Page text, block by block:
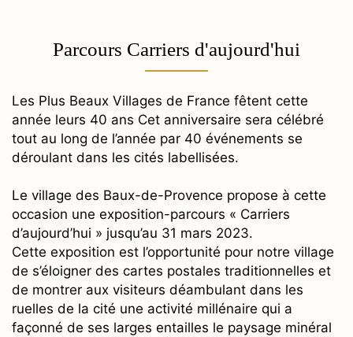
Parcours Carriers d'aujourd'hui
Les Plus Beaux Villages de France fêtent cette
année leurs 40 ans Cet anniversaire sera célébré
tout au long de l’année par 40 événements se
déroulant dans les cités labellisées.
Le village des Baux-de-Provence propose à cette
occasion une exposition-parcours « Carriers
d’aujourd’hui » jusqu’au 31 mars 2023.
Cette exposition est l’opportunité pour notre village
de s’éloigner des cartes postales traditionnelles et
de montrer aux visiteurs déambulant dans les
ruelles de la cité une activité millénaire qui a
façonné de ses larges entailles le paysage minéral